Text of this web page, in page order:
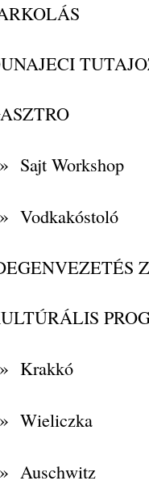
» Sajt Workshop
» Vodkakóstoló
» Krakkó
» Wieliczka
» Auschwitz